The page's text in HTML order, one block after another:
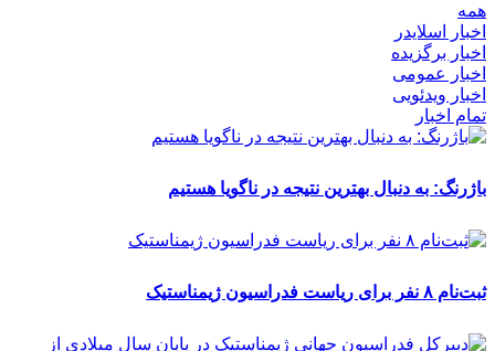
همه
اخبار اسلایدر
اخبار برگزیده
اخبار عمومی
اخبار ویدئویی
تمام اخبار
باژرنگ: به دنبال بهترین نتیجه در ناگویا هستیم
ثبت‌نام ۸ نفر برای ریاست فدراسیون ژیمناستیک